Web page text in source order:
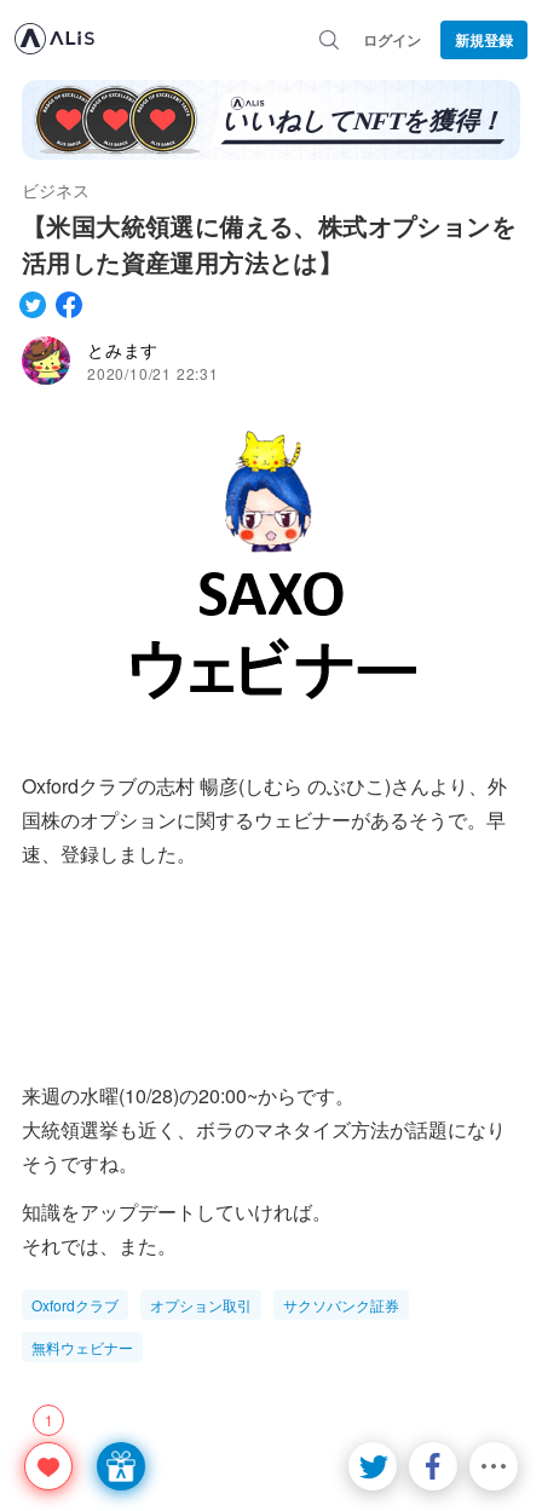
ログイン 新規登録
ビジネス
【米国大統領選に備える、株式オプションを
活用した資産運用方法とは】
とみます
2020/10/21 22:31
Oxfordクラブの志村 暢彦(しむら のぶひこ)さんより、外
国株のオプションに関するウェビナーがあるそうで。早
速、登録しました。
来週の水曜(10/28)の20:00~からです。
大統領選挙も近く、ボラのマネタイズ方法が話題になり
そうですね。
知識をアップデートしていければ。
それでは、また。
Oxfordクラブ オプション取引 サクソバンク証券
無料ウェビナー
1